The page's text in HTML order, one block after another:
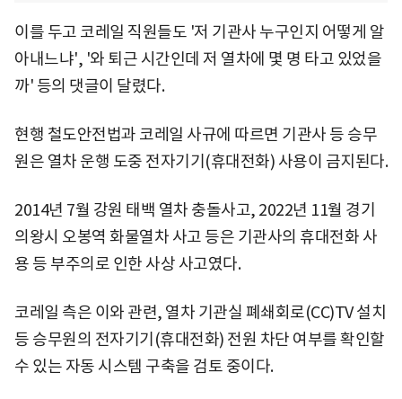
이를 두고 코레일 직원들도 '저 기관사 누구인지 어떻게 알
아내느냐', '와 퇴근 시간인데 저 열차에 몇 명 타고 있었을
까' 등의 댓글이 달렸다.
현행 철도안전법과 코레일 사규에 따르면 기관사 등 승무
원은 열차 운행 도중 전자기기(휴대전화) 사용이 금지된다.
2014년 7월 강원 태백 열차 충돌사고, 2022년 11월 경기
의왕시 오봉역 화물열차 사고 등은 기관사의 휴대전화 사
용 등 부주의로 인한 사상 사고였다.
코레일 측은 이와 관련, 열차 기관실 폐쇄회로(CC)TV 설치
등 승무원의 전자기기(휴대전화) 전원 차단 여부를 확인할
수 있는 자동 시스템 구축을 검토 중이다.